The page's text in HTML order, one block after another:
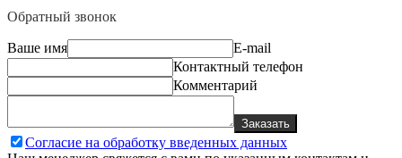
Обратный звонок
Ваше имя
E-mail
Контактный телефон
Комментарий
Заказать
Согласие на обработку введенных данных